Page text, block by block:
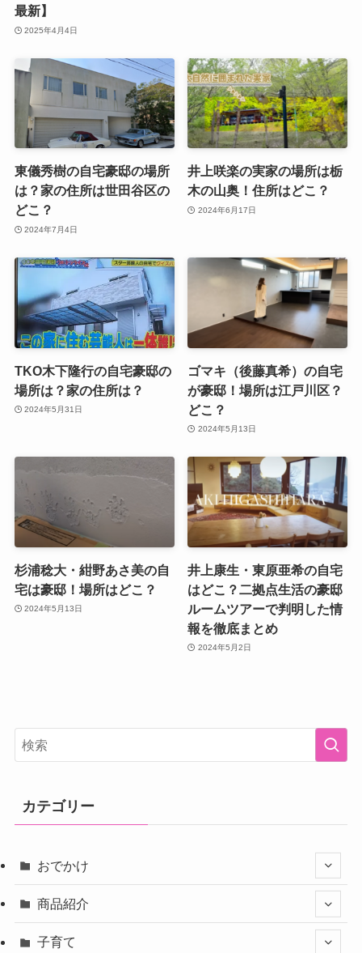
最新】
2025年4月4日
東儀秀樹の自宅豪邸の場所
は？家の住所は世田谷区の
どこ？
2024年7月4日
井上咲楽の実家の場所は栃
木の山奥！住所はどこ？
2024年6月17日
TKO木下隆行の自宅豪邸の
場所は？家の住所は？
2024年5月31日
ゴマキ（後藤真希）の自宅
が豪邸！場所は江戸川区？
どこ？
2024年5月13日
杉浦稔大・紺野あさ美の自
宅は豪邸！場所はどこ？
2024年5月13日
井上康生・東原亜希の自宅
はどこ？二拠点生活の豪邸
ルームツアーで判明した情
報を徹底まとめ
2024年5月2日
カテゴリー
おでかけ
商品紹介
子育て